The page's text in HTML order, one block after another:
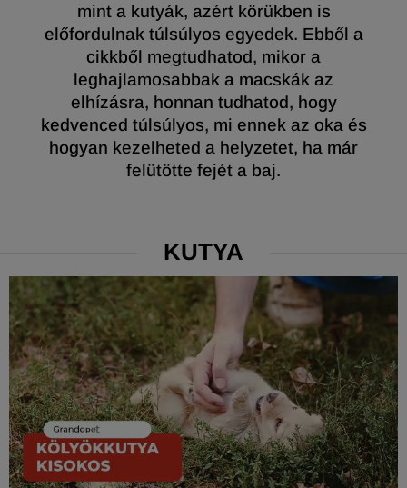
mint a kutyák, azért körükben is
előfordulnak túlsúlyos egyedek. Ebből a
cikkből megtudhatod, mikor a
leghajlamosabbak a macskák az
elhízásra, honnan tudhatod, hogy
kedvenced túlsúlyos, mi ennek az oka és
hogyan kezelheted a helyzetet, ha már
felütötte fejét a baj.
KUTYA